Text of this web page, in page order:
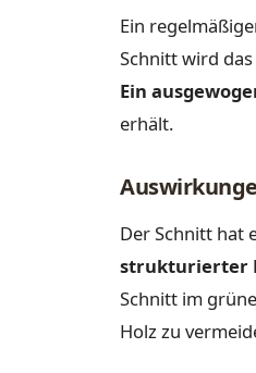
Ein
Schnitt wird
Ein
erhält.
Der Schnitt hat
strukturierter
Schnitt im
Holz zu